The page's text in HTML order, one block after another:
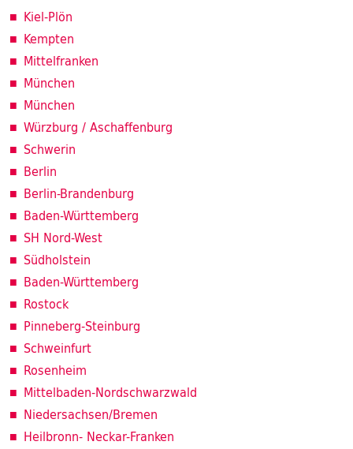
Kiel-Plön
Kempten
Mittelfranken
München
München
Würzburg / Aschaffenburg
Schwerin
Berlin
Berlin-Brandenburg
Baden-Württemberg
SH Nord-West
Südholstein
Baden-Württemberg
Rostock
Pinneberg-Steinburg
Schweinfurt
Rosenheim
Mittelbaden-Nordschwarzwald
Niedersachsen/Bremen
Heilbronn- Neckar-Franken